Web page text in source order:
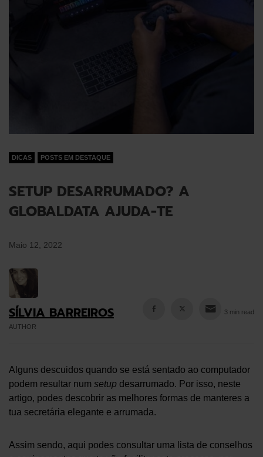
DICAS POSTS EM DESTAQUE
SETUP DESARRUMADO? A
GLOBALDATA AJUDA-TE
Maio 12, 2022
SÍLVIA BARREIROS
AUTHOR
3 min read
Alguns descuidos quando se está sentado ao computador
podem resultar num setup desarrumado. Por isso, neste
artigo, podes descobrir as melhores formas de manteres a
tua secretária elegante e arrumada.
Assim sendo, aqui podes consultar uma lista de conselhos